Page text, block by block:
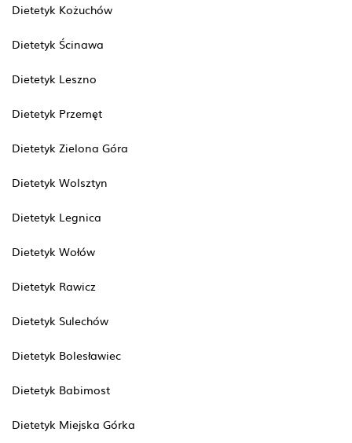
Dietetyk Kożuchów
Dietetyk Ścinawa
Dietetyk Leszno
Dietetyk Przemęt
Dietetyk Zielona Góra
Dietetyk Wolsztyn
Dietetyk Legnica
Dietetyk Wołów
Dietetyk Rawicz
Dietetyk Sulechów
Dietetyk Bolesławiec
Dietetyk Babimost
Dietetyk Miejska Górka